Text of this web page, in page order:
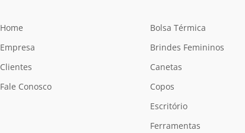
Home
Empresa
Clientes
Fale Conosco
Bolsa Térmica
Brindes Femininos
Canetas
Copos
Escritório
Ferramentas